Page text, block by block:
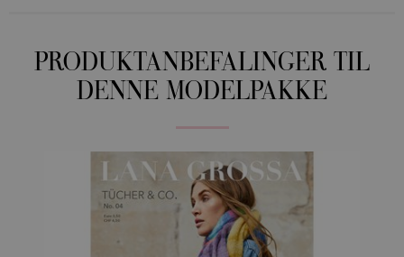
PRODUKTANBEFALINGER TIL
DENNE MODELPAKKE